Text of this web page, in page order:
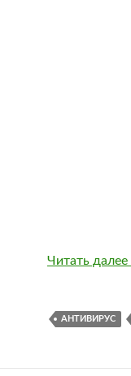
Читать далее
АНТИВИРУС